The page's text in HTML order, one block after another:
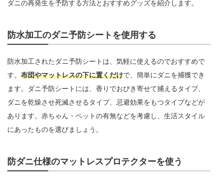
ダニの再発生を予防する方法とおすすめグッズを紹介します。
防水加工のダニ予防シートを使用する
防水加工されたダニ予防シートは、気軽に使えるのでおすすめで
す。 布団やマットレスの下に置くだけで、簡単にダニを捕獲でき
ます。ダニ予防シートには、香りでおびき寄せて捕えるタイプ、
ダニを乾燥させ死滅させるタイプ、忌避効果をもつタイプなどが
あります。赤ちゃん・ペットの有無などを考慮し、生活スタイル
にあったものを選びましょう。
防ダニ仕様のマットレスプロテクターを使う